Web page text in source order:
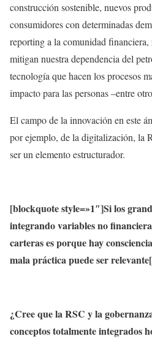
construcción sostenible, nuevos
consumidores con determinadas
reporting a la comunidad financiera,
mitigan nuestra dependencia del
tecnología que hacen los procesos
impacto para las personas –entre
El campo de la innovación en este
por ejemplo, de la digitalización, la
ser un elemento estructurador.
[blockquote style=»1″]Si los
integrando variables no
carteras es porque hay
mala práctica puede ser
¿Cree que la RSC y la
conceptos totalmente integrados